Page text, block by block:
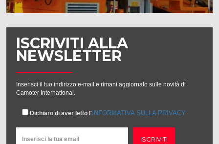
ISCRIVITI ALLA
NEWSLETTER
Inserisci il tuo indirizzo e-mail e rimani aggiornato sulle novità di
Camoter International.
Dichiaro di aver letto l' INFORMATIVA SULLA PRIVACY
ISCRIVITI